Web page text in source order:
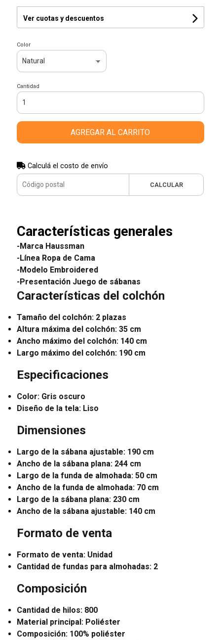
Ver cuotas y descuentos
Color
Cantidad
AGREGAR AL CARRITO
Calculá el costo de envío
CALCULAR
Características generales
-Marca Haussman
-Línea Ropa de Cama
-Modelo Embroidered
-Presentación Juego de sábanas
Características del colchón
Tamaño del colchón: 2 plazas
Altura máxima del colchón: 35 cm
Ancho máximo del colchón: 140 cm
Largo máximo del colchón: 190 cm
Especificaciones
Color: Gris oscuro
Diseño de la tela: Liso
Dimensiones
Largo de la sábana ajustable: 190 cm
Ancho de la sábana plana: 244 cm
Largo de la funda de almohada: 50 cm
Ancho de la funda de almohada: 70 cm
Largo de la sábana plana: 230 cm
Ancho de la sábana ajustable: 140 cm
Formato de venta
Formato de venta: Unidad
Cantidad de fundas para almohadas: 2
Composición
Cantidad de hilos: 800
Material principal: Poliéster
Composición: 100% poliéster